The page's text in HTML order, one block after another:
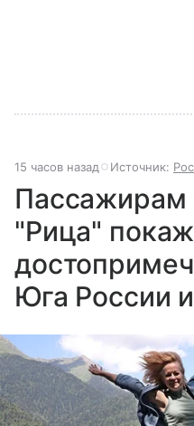
15 часов назад Источник:
Пассажирам
"Рица"
Юга России